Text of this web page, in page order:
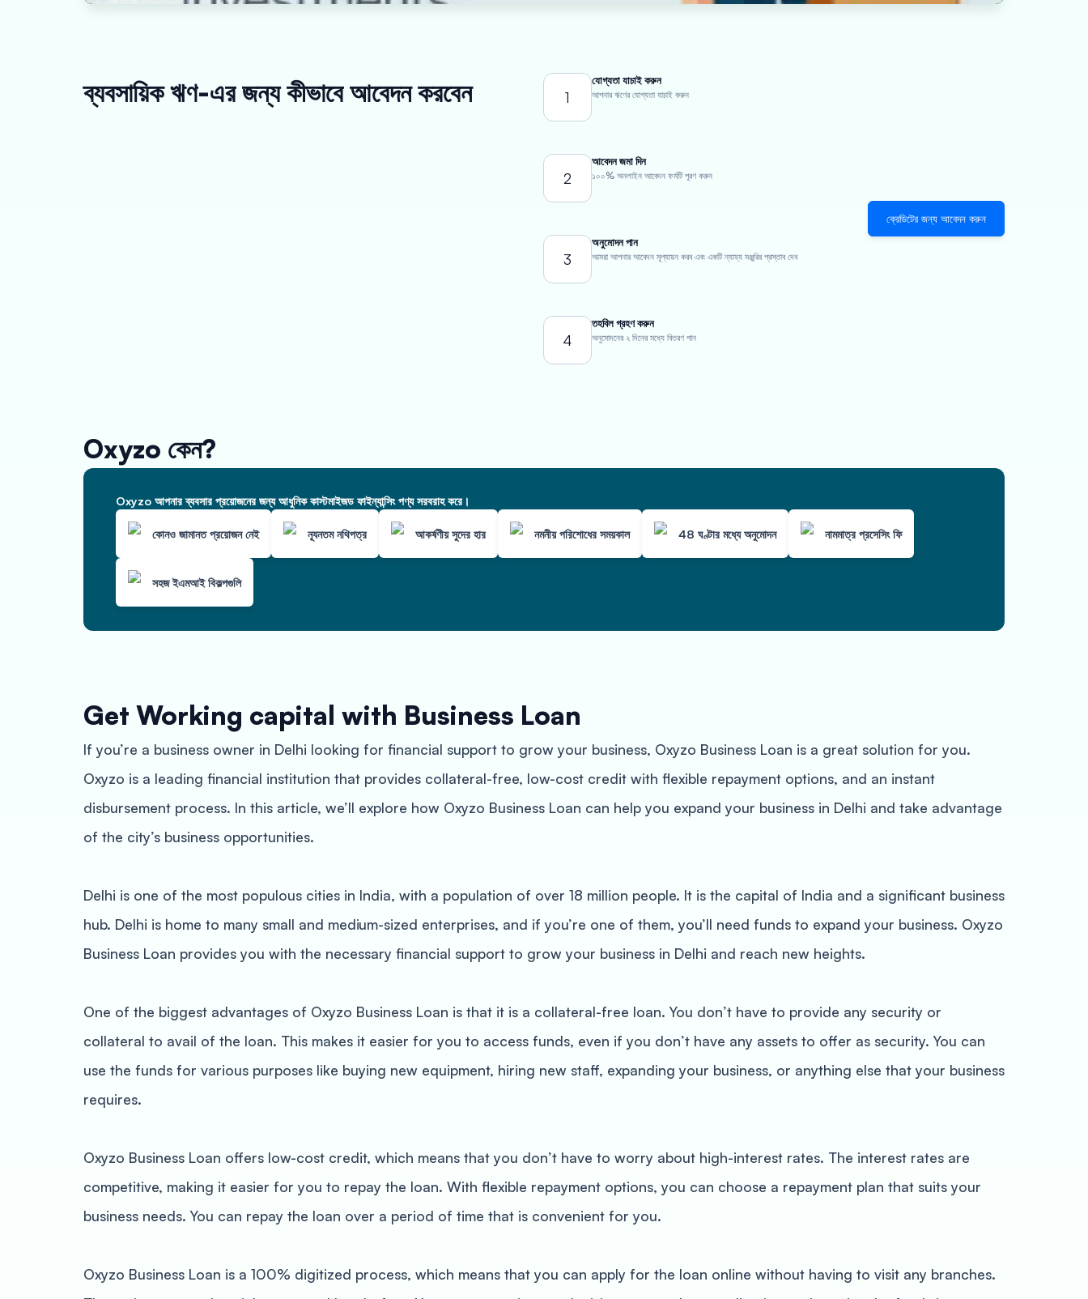
ব্যবসায়িক ঋণ-এর জন্য কীভাবে আবেদন করবেন 1
যোগ্যতা যাচাই করুন
আপনার ঋণের যোগ্যতা যাচাই করুন
2
আবেদন জমা দিন
১০০% অনলাইন আবেদন ফর্মটি পূরণ করুন
3
অনুমোদন পান
আমরা আপনার আবেদন মূল্যায়ন করব এবং একটি ন্যায্য মঞ্জুরির প্রস্তাব দেব
4
তহবিল গ্রহণ করুন
অনুমোদনের ২ দিনের মধ্যে বিতরণ পান
ক্রেডিটের জন্য আবেদন করুন
Oxyzo কেন?
Oxyzo আপনার ব্যবসার প্রয়োজনের জন্য আধুনিক কাস্টমাইজড ফাইন্যান্সিং পণ্য সরবরাহ করে।
কোনও জামানত প্রয়োজন নেই ন্যূনতম নথিপত্র আকর্ষণীয় সুদের হার নমনীয় পরিশোধের সময়কাল 48 ঘণ্টার মধ্যে অনুমোদন নামমাত্র প্রসেসিং ফি
সহজ ইএমআই বিকল্পগুলি
Get Working capital with Business Loan
If you’re a business owner in Delhi looking for financial support to grow your business, Oxyzo Business Loan is a great solution for you.
Oxyzo is a leading financial institution that provides collateral-free, low-cost credit with flexible repayment options, and an instant
disbursement process. In this article, we’ll explore how Oxyzo Business Loan can help you expand your business in Delhi and take advantage
of the city’s business opportunities.
Delhi is one of the most populous cities in India, with a population of over 18 million people. It is the capital of India and a significant business
hub. Delhi is home to many small and medium-sized enterprises, and if you’re one of them, you’ll need funds to expand your business. Oxyzo
Business Loan provides you with the necessary financial support to grow your business in Delhi and reach new heights.
One of the biggest advantages of Oxyzo Business Loan is that it is a collateral-free loan. You don’t have to provide any security or
collateral to avail of the loan. This makes it easier for you to access funds, even if you don’t have any assets to offer as security. You can
use the funds for various purposes like buying new equipment, hiring new staff, expanding your business, or anything else that your business
requires.
Oxyzo Business Loan offers low-cost credit, which means that you don’t have to worry about high-interest rates. The interest rates are
competitive, making it easier for you to repay the loan. With flexible repayment options, you can choose a repayment plan that suits your
business needs. You can repay the loan over a period of time that is convenient for you.
Oxyzo Business Loan is a 100% digitized process, which means that you can apply for the loan online without having to visit any branches.